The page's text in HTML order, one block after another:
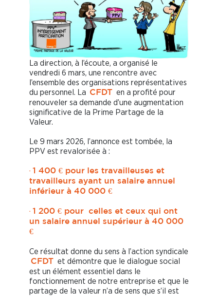
La direction, à l’écoute, a organisé le
vendredi 6 mars, une rencontre avec
l’ensemble des organisations représentatives
du personnel. La CFDT
en a profité pour
renouveler sa demande d’une augmentation
significative de la Prime Partage de la
Valeur.
Le 9 mars 2026, l’annonce est tombée, la
PPV est revalorisée à :
· 1 400 € pour les travailleuses et
travailleurs ayant un salaire annuel
inférieur à 40 000 €
· 1 200 € pour celles et ceux qui ont
un salaire annuel supérieur à 40 000
€
Ce résultat donne du sens à l’action syndicale
CFDT
et démontre que le dialogue social
est un élément essentiel dans le
fonctionnement de notre entreprise et que le
partage de la valeur n’a de sens que s’il est